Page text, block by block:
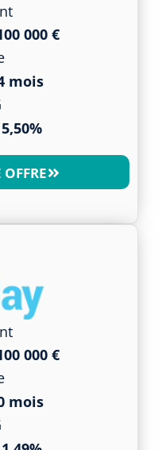
000 €
mois
000 €
mois